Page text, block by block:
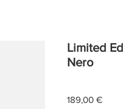
Limited
Nero
189,00 €